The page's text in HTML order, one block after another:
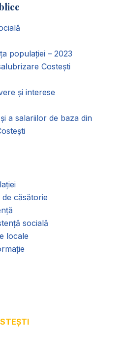
populației – 2023
Costești
și interese
a salariilor de baza din
de căsătorie
socială
locale